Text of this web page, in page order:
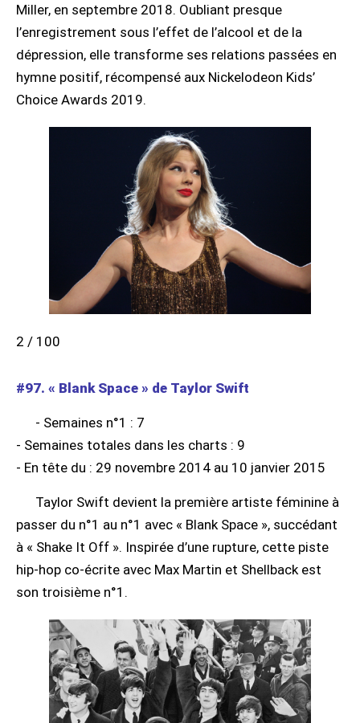
Miller, en septembre 2018. Oubliant presque
l’enregistrement sous l’effet de l’alcool et de la
dépression, elle transforme ses relations passées en
hymne positif, récompensé aux Nickelodeon Kids’
Choice Awards 2019.
2 / 100
#97. « Blank Space » de Taylor Swift
- Semaines n°1 : 7
- Semaines totales dans les charts : 9
- En tête du : 29 novembre 2014 au 10 janvier 2015
Taylor Swift devient la première artiste féminine à
passer du n°1 au n°1 avec « Blank Space », succédant
à « Shake It Off ». Inspirée d’une rupture, cette piste
hip-hop co-écrite avec Max Martin et Shellback est
son troisième n°1.